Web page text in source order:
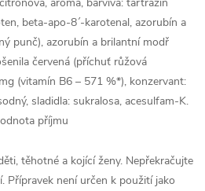
beta-apo-8´-karotenal, azorubín a
punč), azorubín a brilantní modř
červená (příchuť růžová
(vitamín B6 – 571 %*), konzervant:
sladidla: sukralosa, acesulfam-K.
příjmu
těhotné a kojící ženy. Nepřekračujte
Přípravek není určen k použití jako